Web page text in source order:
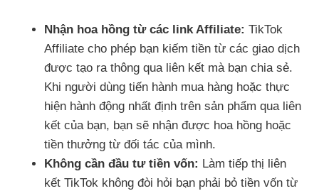
Nhận hoa hồng từ các link Affiliate:TikTok
Affiliate cho phép bạn kiếm tiền từ các giao dịch
được tạo ra thông qua liên kết mà bạn chia sẻ.
Khi người dùng tiến hành mua hàng hoặc thực
hiện hành động nhất định trên sản phẩm qua liên
kết của bạn, bạn sẽ nhận được hoa hồng hoặc
tiền thưởng từ đối tác của mình.
Không cần đầu tư tiền vốn: Làm tiếp thị liên
kết TikTok không đòi hỏi bạn phải bỏ tiền vốn từ